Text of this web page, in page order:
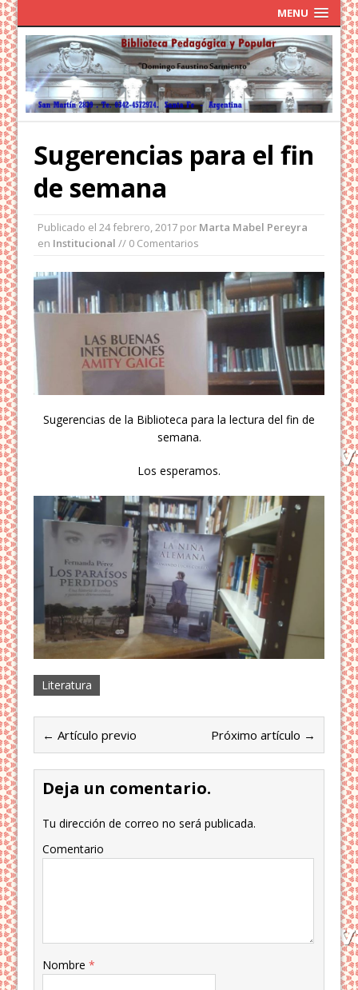
MENU
Sugerencias para el fin
de semana
Publicado el 24 febrero, 2017 por Marta Mabel Pereyra
en Institucional // 0 Comentarios
Sugerencias de la Biblioteca para la lectura del fin de
semana.
Los esperamos.
Literatura
← Artículo previo Próximo artículo →
Deja un comentario.
Tu dirección de correo no será publicada.
Comentario
Nombre*